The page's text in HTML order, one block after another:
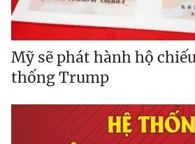
Mỹ sẽ phát hành hộ
thống Trump